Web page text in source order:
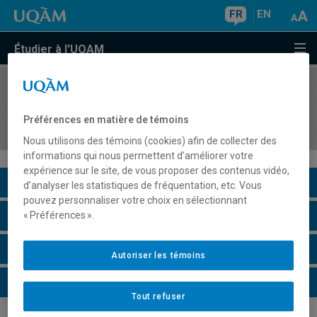
FR EN
Étudier à l'UQAM
COURS//
organisations
Description du cours
Horaire - Été 2026
Horaire - Automne 2026
Horaire - Hiver 2027
Préférences en matière de témoins
Nous utilisons des témoins (cookies) afin de collecter des
informations qui nous permettent d’améliorer votre
expérience sur le site, de vous proposer des contenus vidéo,
d’analyser les statistiques de fréquentation, etc. Vous
pouvez personnaliser votre choix en sélectionnant
« Préférences ».
Tout refuser
Autoriser les témoins